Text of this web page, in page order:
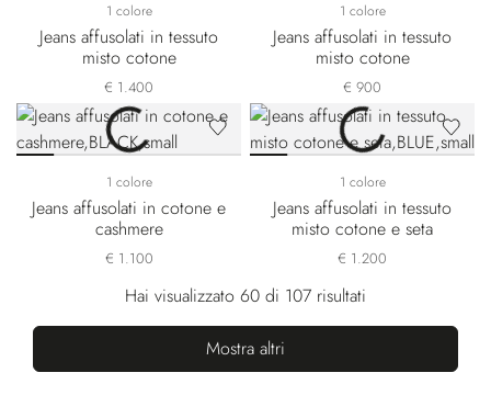
1 colore
Jeans affusolati in tessuto
misto cotone
€ 1.400
1 colore
Jeans affusolati in tessuto
misto cotone
€ 900
1 colore
Jeans affusolati in cotone e
cashmere
€ 1.100
1 colore
Jeans affusolati in tessuto
misto cotone e seta
€ 1.200
Hai visualizzato 60 di 107 risultati
Mostra altri